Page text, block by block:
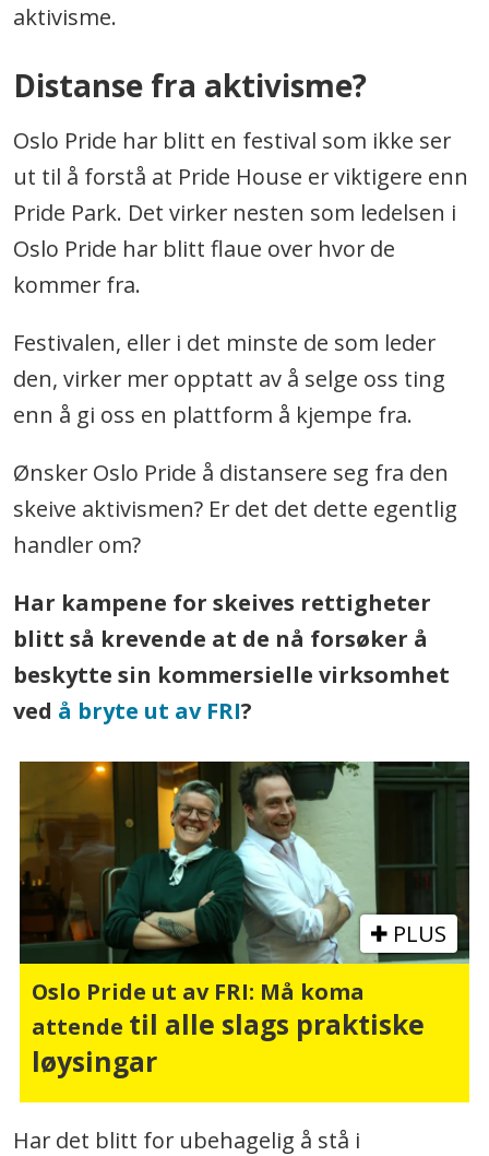
aktivisme.
Distanse fra aktivisme?
Oslo Pride har blitt en festival som ikke ser
ut til å forstå at Pride House er viktigere enn
Pride Park. Det virker nesten som ledelsen i
Oslo Pride har blitt flaue over hvor de
kommer fra.
Festivalen, eller i det minste de som leder
den, virker mer opptatt av å selge oss ting
enn å gi oss en plattform å kjempe fra.
Ønsker Oslo Pride å distansere seg fra den
skeive aktivismen? Er det det dette egentlig
handler om?
Har kampene for skeives rettigheter
blitt så krevende at de nå forsøker å
beskytte sin kommersielle virksomhet
ved å bryte ut av FRI?
PLUS
Oslo Pride ut av FRI: Må koma
attende til alle slags praktiske
løysingar
Har det blitt for ubehagelig å stå i